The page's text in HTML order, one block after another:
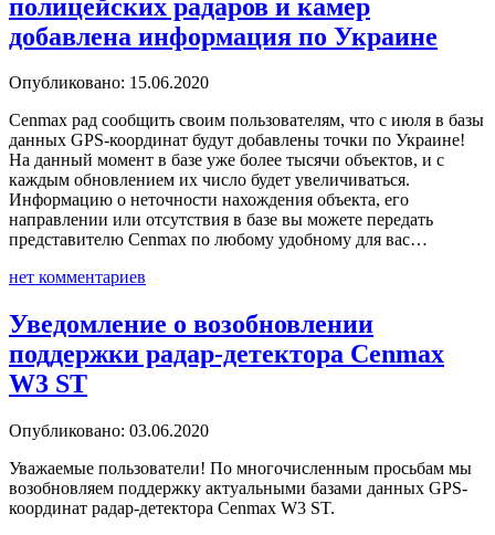
полицейских радаров и камер
добавлена информация по Украине
Опубликовано: 15.06.2020
Cenmax рад сообщить своим пользователям, что с июля в базы
данных GPS-координат будут добавлены точки по Украине!
На данный момент в базе уже более тысячи объектов, и с
каждым обновлением их число будет увеличиваться.
Информацию о неточности нахождения объекта, его
направлении или отсутствия в базе вы можете передать
представителю Cenmax по любому удобному для вас…
нет комментариев
Уведомление о возобновлении
поддержки радар-детектора Cenmax
W3 ST
Опубликовано: 03.06.2020
Уважаемые пользователи! По многочисленным просьбам мы
возобновляем поддержку актуальными базами данных GPS-
координат радар-детектора Cenmax W3 ST.